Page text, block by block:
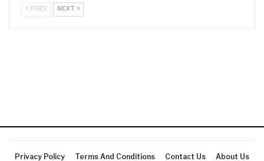
PREV NEXT
Privacy Policy Terms And Conditions Contact Us About Us